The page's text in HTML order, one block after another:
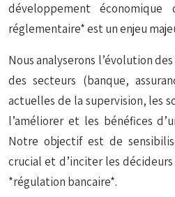
développement économique
réglementaire* est un enjeu
Nous analyserons l’évolution
des secteurs (banque,
actuelles de la supervision, les
l’améliorer et les bénéfices
Notre objectif est de
crucial et d’inciter les
*régulation bancaire*.